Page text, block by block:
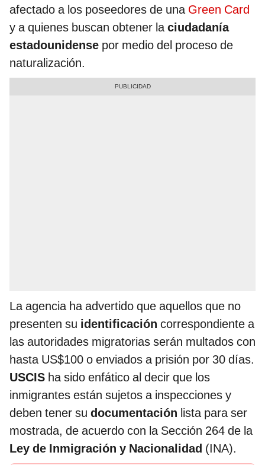
afectado a los poseedores de una Green Card
y a quienes buscan obtener laciudadanía
estadounidense por medio del proceso de
naturalización.
La agencia ha advertido que aquellos que no
presenten su identificación correspondiente a
las autoridades migratorias serán multados con
hasta US$100 o enviados a prisión por 30 días.
USCIS ha sido enfático al decir que los
inmigrantes están sujetos a inspecciones y
deben tener su documentación lista para ser
mostrada, de acuerdo con la Sección 264 de la
Ley de Inmigración y Nacionalidad (INA).